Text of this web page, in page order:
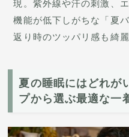
現。紫外線や汗の刺激、
機能が低下しがちな「夏
返り時のツッパリ感も綺
夏の睡眠にはどれが
プから選ぶ最適な一